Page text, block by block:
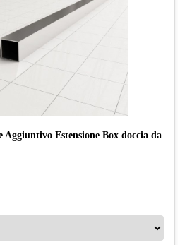
Aggiuntivo Estensione Box doccia da